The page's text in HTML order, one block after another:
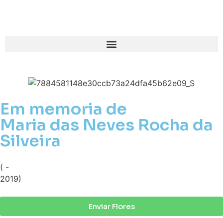
Em memoria de
Maria das Neves Rocha da
Silveira
( -
2019)
Enviar Flores